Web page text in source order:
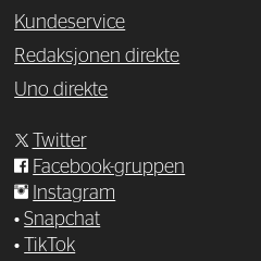
Kundeservice
Redaksjonen direkte
Uno direkte
Twitter
Facebook-gruppen
Instagram
•Snapchat
•
TikTok